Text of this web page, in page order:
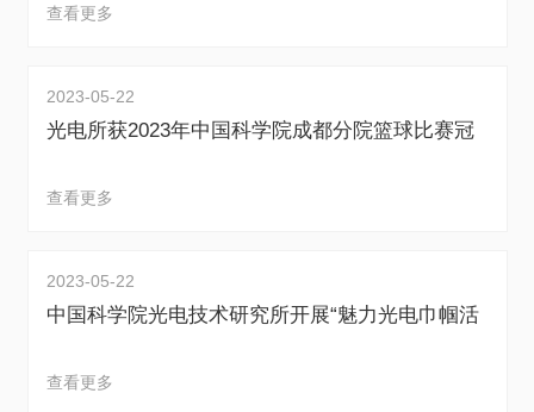
查看更多
2023-05-22
光电所获2023年中国科学院成都分院篮球比赛冠
查看更多
2023-05-22
中国科学院光电技术研究所开展“魅力光电巾帼活
查看更多